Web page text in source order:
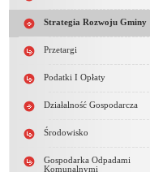
Strategia Rozwoju Gminy
Przetargi
Podatki I Opłaty
Działalność Gospodarcza
Środowisko
Gospodarka Odpadami
Komunalnymi